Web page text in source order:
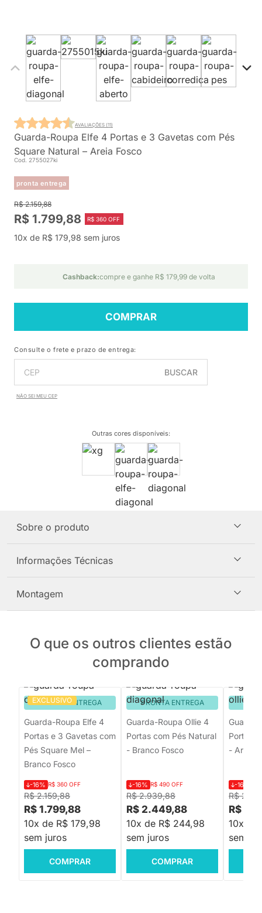
Guarda-Roupa Elfe 4 Portas e 3 Gavetas com Pés
Square Natural – Areia Fosco
Cod. 2755027ki
pronta entrega
AVALIAÇÕES (11)
R$ 2.159,88
R$ 1.799,88 R$ 360 OFF
10x de R$ 179,98 sem juros
Cashback:compre e ganhe R$ 179,99 de volta
COMPRAR
Consulte o frete e prazo de entrega:
BUSCAR
NÃO SEI MEU CEP
Outras cores disponíveis:
Sobre o produto
Informações Técnicas
Montagem
O que os outros clientes estão
comprando
EXCLUSIVO
PRONTA ENTREGA
Guarda-Roupa Elfe 4
Portas e 3 Gavetas com
Pés Square Mel –
Branco Fosco
R$ 2.159,88
-16% R$ 360 OFF
R$ 1.799,88
10x de R$ 179,98
sem juros
COMPRAR
PRONTA ENTREGA
Guarda-Roupa Ollie 4
Portas com Pés Natural
- Branco Fosco
R$ 2.939,88
-16% R$ 490 OFF
R$ 2.449,88
10x de R$ 244,98
sem juros
COMPRAR
Portas
- Areia
R$
-16%
R$
10x de
sem